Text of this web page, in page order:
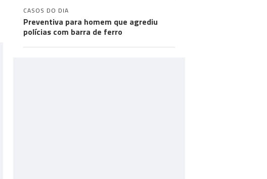
CASOS DO DIA
Preventiva para homem que agrediu
polícias com barra de ferro